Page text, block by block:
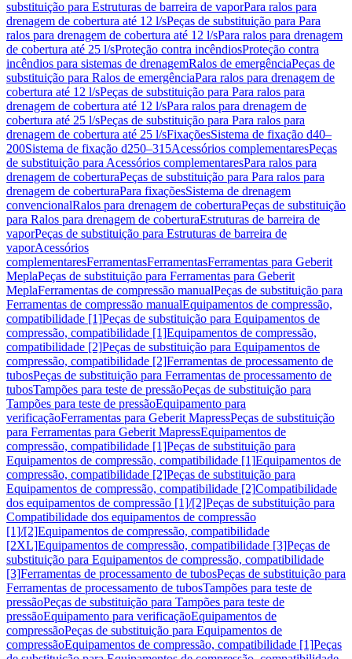
substituição para Estruturas de barreira de vaporPara ralos para
drenagem de cobertura até 12 l/sPeças de substituição para Para
ralos para drenagem de cobertura até 12 l/sPara ralos para drenagem
de cobertura até 25 l/sProteção contra incêndiosProteção contra
incêndios para sistemas de drenagemRalos de emergênciaPeças de
substituição para Ralos de emergênciaPara ralos para drenagem de
cobertura até 12 l/sPeças de substituição para Para ralos para
drenagem de cobertura até 12 l/sPara ralos para drenagem de
cobertura até 25 l/sPeças de substituição para Para ralos para
drenagem de cobertura até 25 l/sFixaçõesSistema de fixação d40–
200Sistema de fixação d250–315Acessórios complementaresPeças
de substituição para Acessórios complementaresPara ralos para
drenagem de coberturaPeças de substituição para Para ralos para
drenagem de coberturaPara fixaçõesSistema de drenagem
convencionalRalos para drenagem de coberturaPeças de substituição
para Ralos para drenagem de coberturaEstruturas de barreira de
vaporPeças de substituição para Estruturas de barreira de
vaporAcessórios
complementaresFerramentasFerramentasFerramentas para Geberit
MeplaPeças de substituição para Ferramentas para Geberit
MeplaFerramentas de compressão manualPeças de substituição para
Ferramentas de compressão manualEquipamentos de compressão,
compatibilidade [1]Peças de substituição para Equipamentos de
compressão, compatibilidade [1]Equipamentos de compressão,
compatibilidade [2]Peças de substituição para Equipamentos de
compressão, compatibilidade [2]Ferramentas de processamento de
tubosPeças de substituição para Ferramentas de processamento de
tubosTampões para teste de pressãoPeças de substituição para
Tampões para teste de pressãoEquipamento para
verificaçãoFerramentas para Geberit MapressPeças de substituição
para Ferramentas para Geberit MapressEquipamentos de
compressão, compatibilidade [1]Peças de substituição para
Equipamentos de compressão, compatibilidade [1]Equipamentos de
compressão, compatibilidade [2]Peças de substituição para
Equipamentos de compressão, compatibilidade [2]Compatibilidade
dos equipamentos de compressão [1]/[2]Peças de substituição para
Compatibilidade dos equipamentos de compressão
[1]/[2]Equipamentos de compressão, compatibilidade
[2XL]Equipamentos de compressão, compatibilidade [3]Peças de
substituição para Equipamentos de compressão, compatibilidade
[3]Ferramentas de processamento de tubosPeças de substituição para
Ferramentas de processamento de tubosTampões para teste de
pressãoPeças de substituição para Tampões para teste de
pressãoEquipamento para verificaçãoEquipamentos de
compressãoPeças de substituição para Equipamentos de
compressãoEquipamentos de compressão, compatibilidade [1]Peças